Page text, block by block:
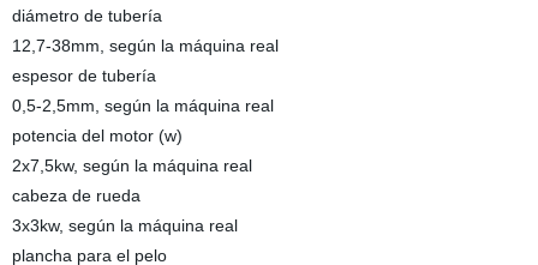
diámetro de tubería
12,7-38mm, según la máquina real
espesor de tubería
0,5-2,5mm, según la máquina real
potencia del motor (w)
2x7,5kw, según la máquina real
cabeza de rueda
3x3kw, según la máquina real
plancha para el pelo